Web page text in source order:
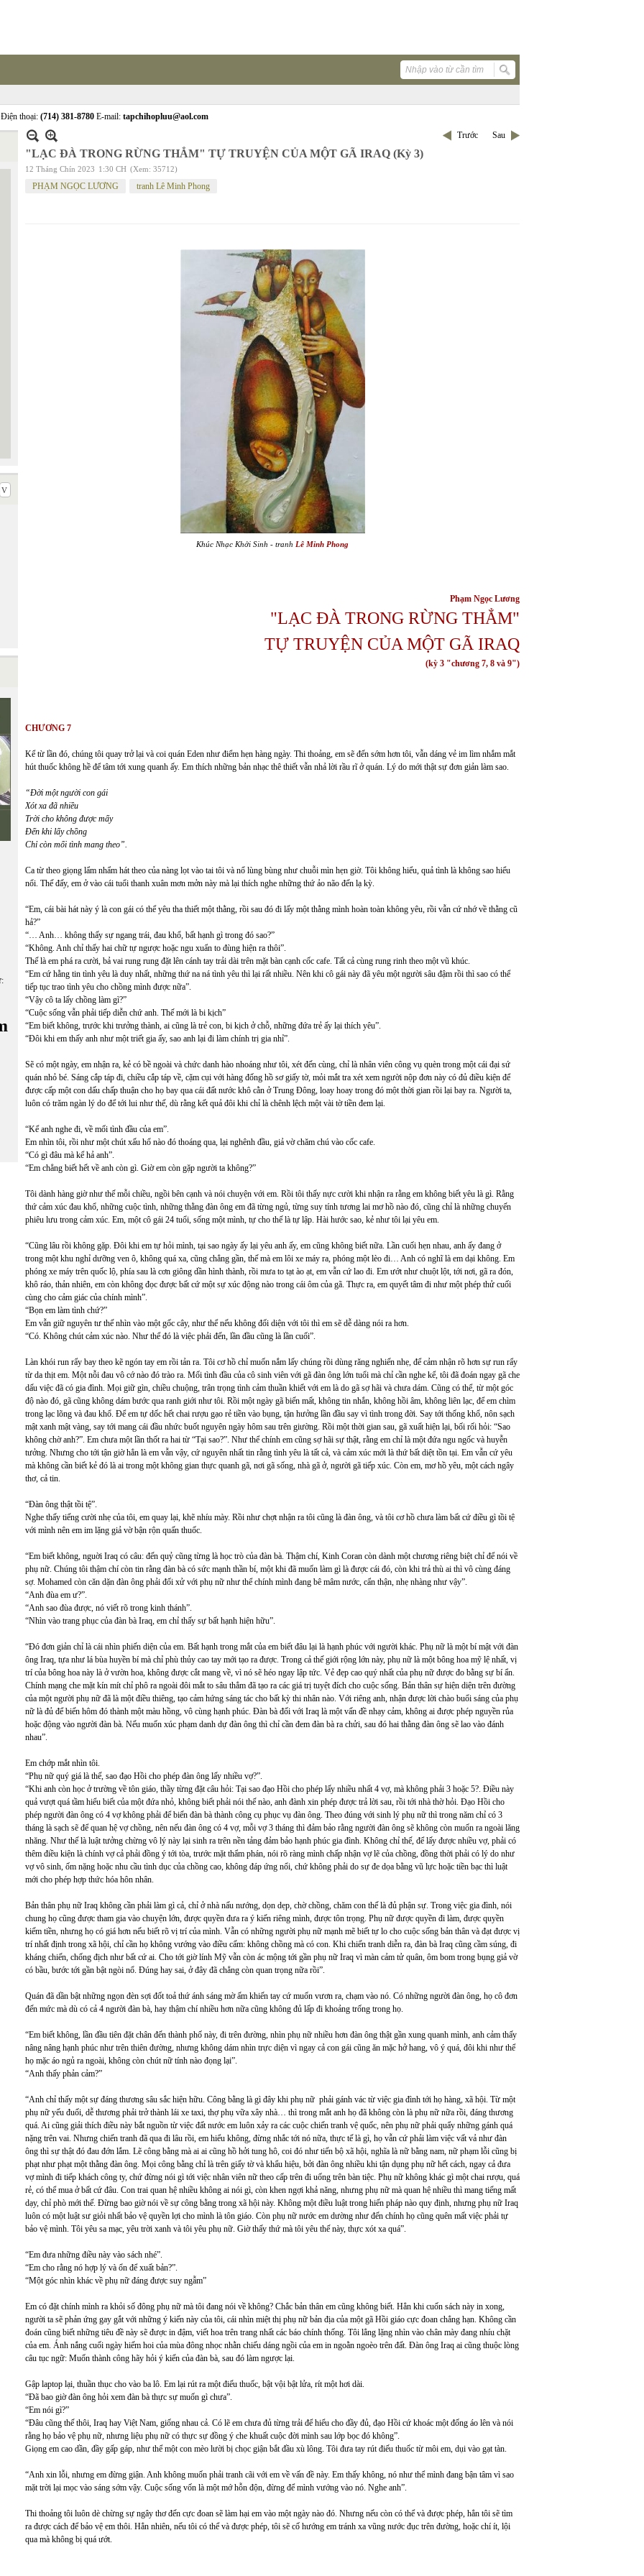
thoại: (714) 381-8780 E-mail: tapchihopluu@aol.com
Trước Sau
"LẠC ĐÀ TRONG RỪNG THẲM" TỰ TRUYỆN CỦA MỘT GÃ IRAQ (Kỳ 3)
12 Tháng Chín 2023 1:30 CH (Xem: 35712)
PHẠM NGỌC LƯƠNG tranh Lê Minh Phong
Khúc Nhạc Khởi Sinh - tranh Lê Minh Phong
Phạm Ngọc Lương
"LẠC ĐÀ TRONG RỪNG THẲM"
TỰ TRUYỆN CỦA MỘT GÃ IRAQ
(kỳ 3 "chương 7, 8 và 9")
CHƯƠNG 7
Kể từ lần đó, chúng tôi quay trở lại và coi quán Eden như điểm hẹn hàng ngày. Thi thoảng, em sẽ đến sớm hơn tôi, vẫn dáng vẻ im lìm nhắm mắt
hút thuốc không hề để tâm tới xung quanh ấy. Em thích những bản nhạc thê thiết vẫn nhả lời rầu rĩ ở quán. Lý do mới thật sự đơn giản làm sao.
“Đời một người con gái
Xót xa đã nhiều
Trời cho không được mấy
Đến khi lấy chồng
Chỉ còn mối tình mang theo”.
Ca từ theo giọng lẩm nhẩm hát theo của nàng lọt vào tai tôi và nổ lùng bùng như chuỗi mìn hẹn giờ. Tôi không hiểu, quả tình là không sao hiểu
nổi. Thế đấy, em ở vào cái tuổi thanh xuân mơn mởn này mà lại thích nghe những thứ ảo não đến lạ kỳ.
“Em, cái bài hát này ý là con gái có thể yêu tha thiết một thằng, rồi sau đó đi lấy một thằng mình hoàn toàn không yêu, rồi vẫn cứ nhớ về thằng cũ
hả?”
“… Anh… không thấy sự ngang trái, đau khổ, bất hạnh gì trong đó sao?”
“Không. Anh chỉ thấy hai chữ tự ngược hoặc ngu xuẩn to đùng hiện ra thôi”.
Thế là em phá ra cười, bả vai rung rung đặt lên cánh tay trải dài trên mặt bàn cạnh cốc cafe. Tất cả cùng rung rinh theo một vũ khúc.
“Em cứ hằng tin tình yêu là duy nhất, những thứ na ná tình yêu thì lại rất nhiều. Nên khi cô gái này đã yêu một người sâu đậm rồi thì sao có thể
tiếp tục trao tình yêu cho chồng mình được nữa”.
“Vậy cô ta lấy chồng làm gì?”
“Cuộc sống vẫn phải tiếp diễn chứ anh. Thế mới là bi kịch”
“Em biết không, trước khi trưởng thành, ai cũng là trẻ con, bi kịch ở chỗ, những đứa trẻ ấy lại thích yêu”.
“Đôi khi em thấy anh như một triết gia ấy, sao anh lại đi làm chính trị gia nhỉ”.
Sẽ có một ngày, em nhận ra, kẻ có bề ngoài và chức danh hào nhoáng như tôi, xét đến cùng, chỉ là nhân viên công vụ quèn trong một cái đại sứ
quán nhỏ bé. Sáng cắp táp đi, chiều cắp táp về, cặm cụi với hàng đống hồ sơ giấy tờ, mỏi mắt tra xét xem người nộp đơn này có đủ điều kiện để
được cấp một con dấu chấp thuận cho họ bay qua cái đất nước khô cằn ở Trung Đông, loay hoay trong đó một thời gian rồi lại bay ra. Người ta,
luôn có trăm ngàn lý do để tới lui như thế, dù rằng kết quả đôi khi chỉ là chênh lệch một vài tờ tiền đem lại.
“Kể anh nghe đi, về mối tình đầu của em”.
Em nhìn tôi, rồi như một chút xấu hổ nào đó thoáng qua, lại nghênh đầu, giả vờ chăm chú vào cốc cafe.
“Có gì đâu mà kể hả anh”.
“Em chẳng biết hết về anh còn gì. Giờ em còn gặp người ta không?”
Tôi dành hàng giờ như thế mỗi chiều, ngồi bên cạnh và nói chuyện với em. Rồi tôi thấy nực cười khi nhận ra rằng em không biết yêu là gì. Rằng
thứ cảm xúc đau khổ, những cuộc tình, những thằng đàn ông em đã từng ngủ, từng suy tính tương lai mơ hồ nào đó, cũng chỉ là những chuyến
phiêu lưu trong cảm xúc. Em, một cô gái 24 tuổi, sống một mình, tự cho thế là tự lập. Hài hước sao, kẻ như tôi lại yêu em.
“Cũng lâu rồi không gặp. Đôi khi em tự hỏi mình, tại sao ngày ấy lại yêu anh ấy, em cũng không biết nữa. Lần cuối hẹn nhau, anh ấy đang ở
trong một khu nghỉ dưỡng ven ô, không quá xa, cũng chẳng gần, thế mà em lôi xe máy ra, phóng một lèo đi… Anh có nghĩ là em dại không. Em
phóng xe máy trên quốc lộ, phía sau là cơn giông dần hình thành, rồi mưa to tạt ào ạt, em vẫn cứ lao đi. Em ướt như chuột lột, tới nơi, gã ra đón,
khô ráo, thản nhiên, em còn không đọc được bất cứ một sự xúc động nào trong cái ôm của gã. Thực ra, em quyết tâm đi như một phép thử cuối
cùng cho cảm giác của chính mình”.
“Bọn em làm tình chứ?”
Em vẫn giữ nguyên tư thế nhìn vào một gốc cây, như thể nếu không đối diện với tôi thì em sẽ dễ dàng nói ra hơn.
“Có. Không chút cảm xúc nào. Như thể đó là việc phải đến, lần đầu cũng là lần cuối”.
Làn khói run rẩy bay theo kẽ ngón tay em rồi tản ra. Tôi cơ hồ chỉ muốn nắm lấy chúng rồi dùng răng nghiến nhẹ, để cảm nhận rõ hơn sự run rẩy
từ da thịt em. Một nỗi đau vô cớ nào đó trào ra. Mối tình đầu của cô sinh viên với gã đàn ông lớn tuổi mà chỉ cần nghe kể, tôi đã đoán ngay gã che
dấu việc đã có gia đình. Mọi giữ gìn, chiều chuộng, trân trọng tình cảm thuần khiết với em là do gã sợ hãi và chưa dám. Cũng có thể, từ một góc
độ nào đó, gã cũng không dám bước qua ranh giới như tôi. Rồi một ngày gã biến mất, không tin nhắn, không hồi âm, không liên lạc, để em chìm
trong lạc lõng và đau khổ. Để em tự dốc hết chai rượu gạo rẻ tiền vào bụng, tận hưởng lần đầu say vì tình trong đời. Say tới thống khổ, nôn sạch
mật xanh mật vàng, say tới mang cái đầu nhức buốt nguyên ngày hôm sau trên giường. Rồi một thời gian sau, gã xuất hiện lại, bối rối hỏi: “Sao
không chờ anh?”. Em chưa một lần thốt ra hai từ “Tại sao?”. Như thể chính em cũng sợ hãi sự thật, rằng em chỉ là một đứa ngu ngốc và huyễn
tưởng. Nhưng cho tới tận giờ hẳn là em vẫn vậy, cứ nguyên nhất tin rằng tình yêu là tất cả, và cảm xúc mới là thứ bất diệt tồn tại. Em vẫn cứ yêu
mà không cần biết kẻ đó là ai trong một không gian thực quanh gã, nơi gã sống, nhà gã ở, người gã tiếp xúc. Còn em, mơ hồ yêu, một cách ngây
thơ, cả tin.
“Đàn ông thật tồi tệ”.
Nghe thấy tiếng cười nhẹ của tôi, em quay lại, khẽ nhíu mày. Rồi như chợt nhận ra tôi cũng là đàn ông, và tôi cơ hồ chưa làm bất cứ điều gì tồi tệ
với mình nên em im lặng giả vờ bận rộn quấn thuốc.
“Em biết không, nguời Iraq có câu: đến quỷ cũng từng là học trò của đàn bà. Thậm chí, Kinh Coran còn dành một chương riêng biệt chỉ để nói về
phụ nữ. Chúng tôi thậm chí còn tin rằng đàn bà có sức mạnh thần bí, một khi đã muốn làm gì là được cái đó, còn khi trả thù ai thì vô cùng đáng
sợ. Mohamed còn căn dặn đàn ông phải đối xử với phụ nữ như thể chính mình đang bê mâm nước, cẩn thận, nhẹ nhàng như vậy”.
“Anh đùa em ư?”.
“Anh sao đùa được, nó viết rõ trong kinh thánh”.
“Nhìn vào trang phục của đàn bà Iraq, em chỉ thấy sự bất hạnh hiện hữu”.
“Đó đơn giản chỉ là cái nhìn phiến diện của em. Bất hạnh trong mắt của em biết đâu lại là hạnh phúc với người khác. Phụ nữ là một bí mật với đàn
ông Iraq, tựa như lá bùa huyền bí mà chỉ phù thủy cao tay mới tạo ra được. Trong cả thế giới rộng lớn này, phụ nữ là một bông hoa mỹ lệ nhất, vị
trí của bông hoa này là ở vườn hoa, không được cắt mang về, vì nó sẽ héo ngay lập tức. Vẻ đẹp cao quý nhất của phụ nữ được đo bằng sự bí ẩn.
Chính mạng che mặt kín mít chỉ phô ra ngoài đôi mắt to sâu thẳm đã tạo ra các giá trị tuyệt đích cho cuộc sống. Bản thân sự hiện diện trên đường
của một người phụ nữ đã là một điều thiêng, tạo cảm hứng sáng tác cho bất kỳ thi nhân nào. Với riêng anh, nhận được lời chào buổi sáng của phụ
nữ là đủ để biến hôm đó thành một màu hồng, vô cùng hạnh phúc. Đàn bà đối với Iraq là một vấn đề nhạy cảm, không ai được phép nguyền rủa
hoặc động vào người đàn bà. Nếu muốn xúc phạm danh dự đàn ông thì chỉ cần đem đàn bà ra chửi, sau đó hai thằng đàn ông sẽ lao vào đánh
nhau”.
Em chớp mắt nhìn tôi.
“Phụ nữ quý giá là thế, sao đạo Hồi cho phép đàn ông lấy nhiều vợ?”.
“Khi anh còn học ở trường về tôn giáo, thầy từng đặt câu hỏi: Tại sao đạo Hồi cho phép lấy nhiều nhất 4 vợ, mà không phải 3 hoặc 5?. Điều này
quả vượt quá tầm hiểu biết của một đứa nhỏ, không biết phải nói thế nào, anh đành xin phép được trả lời sau, rồi tới nhà thờ hỏi. Đạo Hồi cho
phép người đàn ông có 4 vợ không phải để biến đàn bà thành công cụ phục vụ đàn ông. Theo đúng với sinh lý phụ nữ thì trong năm chỉ có 3
tháng là sạch sẽ để quan hệ vợ chồng, nên nếu đàn ông có 4 vợ, mỗi vợ 3 tháng thì đảm bảo rằng người đàn ông sẽ không còn muốn ra ngoài lăng
nhăng. Như thế là luật tưởng chừng vô lý này lại sinh ra trên nền tảng đảm bảo hạnh phúc gia đình. Không chỉ thế, để lấy được nhiều vợ, phải có
thêm điều kiện là chính vợ cả phải đồng ý tới tòa, trước mặt thẩm phán, nói rõ ràng mình chấp nhận vợ lẽ của chồng, đồng thời phải có lý do như
vợ vô sinh, ốm nặng hoặc nhu cầu tình dục của chồng cao, không đáp ứng nổi, chứ không phải do sự đe dọa bằng vũ lực hoặc tiền bạc thì luật
mới cho phép hợp thức hóa hôn nhân.
Bản thân phụ nữ Iraq không cần phải làm gì cả, chỉ ở nhà nấu nướng, dọn dẹp, chờ chồng, chăm con thế là đủ phận sự. Trong việc gia đình, nói
chung họ cũng được tham gia vào chuyện lớn, được quyền đưa ra ý kiến riêng mình, được tôn trọng. Phụ nữ được quyền đi làm, được quyền
kiếm tiền, nhưng họ có giá hơn nếu biết rõ vị trí của mình. Vẫn có những người phụ nữ mạnh mẽ biết tự lo cho cuộc sống bản thân và đạt được vị
trí nhất định trong xã hội, chỉ cần họ không vướng vào điều cấm: không chồng mà có con. Khi chiến tranh diễn ra, đàn bà Iraq cũng cầm súng, đi
kháng chiến, chống địch như bất cứ ai. Cho tới giờ lính Mỹ vẫn còn ác mộng tới gần phụ nữ Iraq vì màn cảm tử quân, ôm bom trong bụng giả vờ
có bầu, bước tới gần bật ngòi nổ. Đúng hay sai, ở đây đã chẳng còn quan trọng nữa rồi”.
Quán đã dần bật những ngọn đèn sợi đốt toả thứ ánh sáng mờ ấm khiến tay cứ muốn vươn ra, chạm vào nó. Có những người đàn ông, họ cô đơn
đến mức mà dù có cả 4 người đàn bà, hay thậm chí nhiều hơn nữa cũng không đủ lấp đi khoảng trống trong họ.
“Em biết không, lần đầu tiên đặt chân đến thành phố này, đi trên đường, nhìn phụ nữ nhiều hơn đàn ông thật gần xung quanh mình, anh cảm thấy
nâng nâng hạnh phúc như trên thiên đường, nhưng không dám nhìn trực diện vì ngay cả con gái cũng ăn mặc hở hang, vô ý quá, đôi khi như thể
họ mặc áo ngủ ra ngoài, không còn chút nữ tính nào đọng lại”.
“Anh thấy phản cảm?”
“Anh chỉ thấy một sự đáng thương sâu sắc hiện hữu. Công bằng là gì đây khi phụ nữ phải gánh vác từ việc gia đình tới họ hàng, xã hội. Từ một
phụ nữ yếu đuối, dễ thương phải trở thành lái xe taxi, thợ phụ vữa xây nhà… thì trong mắt anh họ đã không còn là phụ nữ nữa rồi, đáng thương
quá. Ai cũng giải thích điều này bắt nguồn từ việc đất nước em luôn xảy ra các cuộc chiến tranh vệ quốc, nên phụ nữ phải quẩy những gánh quá
nặng trên vai. Nhưng chiến tranh đã qua đi lâu rồi, em hiểu không, đừng nhắc tới nó nữa, thực tế là gì, họ vẫn cứ phải làm việc vất vả như đàn
ông thì sự thật đó đau đớn lắm. Lẽ công bằng mà ai ai cũng hồ hởi tung hô, coi đó như tiến bộ xã hội, nghĩa là nữ bằng nam, nữ phạm lỗi cũng bị
phạt như phạt một thằng đàn ông. Mọi công bằng chỉ là trên giấy tờ và khẩu hiệu, bởi đàn ông nhiều khi tận dụng phụ nữ hết cách, ngay cả đưa
vợ mình đi tiếp khách công ty, chứ đừng nói gì tới việc nhân viên nữ theo cấp trên đi uống trên bàn tiệc. Phụ nữ không khác gì một chai rượu, quá
rẻ, có thể mua ở bất cứ đâu. Con trai quan hệ nhiều không ai nói gì, còn khen ngợi khả năng, nhưng phụ nữ mà quan hệ nhiều thì mang tiếng mất
dạy, chỉ phò mới thế. Đừng bao giờ nói về sự công bằng trong xã hội này. Không một điều luật trong hiến pháp nào quy định, nhưng phụ nữ Iraq
luôn có một luật sư giỏi nhất bảo vệ quyền lợi cho mình là tôn giáo. Còn phụ nữ nước em dường như đến chính họ cũng quên mất việc phải tự
bảo vệ mình. Tôi yêu sa mạc, yêu trời xanh và tôi yêu phụ nữ. Giờ thấy thứ mà tôi yêu thế này, thực xót xa quá”.
“Em đưa những điều này vào sách nhé”.
“Em cho rằng nó hợp lý và ổn để xuất bản?”.
“Một góc nhìn khác về phụ nữ đáng được suy ngẫm”
Em có đặt chính mình ra khỏi số đông phụ nữ mà tôi đang nói về không? Chắc bản thân em cũng không biết. Hẳn khi cuốn sách này in xong,
người ta sẽ phản ứng gay gắt với những ý kiến này của tôi, cái nhìn miệt thị phụ nữ bản địa của một gã Hồi giáo cực đoan chẳng hạn. Không cần
đoán cũng biết những tiêu đề này sẽ được in đậm, viết hoa trên trang nhất các báo chính thống. Tôi lẳng lặng nhìn vào chân mày đang nhíu chặt
của em. Ánh nắng cuối ngày hiếm hoi của mùa đông nhọc nhằn chiếu dáng ngồi của em in ngoằn ngoèo trên đất. Đàn ông Iraq ai cũng thuộc lòng
câu tục ngữ: Muốn thành công hãy hỏi ý kiến của đàn bà, sau đó làm ngược lại.
Gập laptop lại, thuần thục cho vào ba lô. Em lại rút ra một điếu thuốc, bật vội bật lửa, rít một hơi dài.
“Đã bao giờ đàn ông hỏi xem đàn bà thực sự muốn gì chưa”.
“Em nói gì?”
“Đâu cũng thế thôi, Iraq hay Việt Nam, giống nhau cả. Có lẽ em chưa đủ từng trải để hiểu cho đầy đủ, đạo Hồi cứ khoác một đống áo lên và nói
rằng họ bảo vệ phụ nữ, nhưng liệu phụ nữ có thực sự đồng ý che khuất cuộc đời mình sau lớp bọc đó không”.
Giọng em cao dần, đầy gấp gáp, như thể một con mèo lười bị chọc giận bắt đầu xù lông. Tôi đưa tay rút điếu thuốc từ môi em, dụi vào gạt tàn.
“Anh xin lỗi, nhưng em đừng giận. Anh không muốn phải tranh cãi với em về vấn đề này. Em thấy không, nó như thể mình đang bận tâm vì sao
mặt trời lại mọc vào sáng sớm vậy. Cuộc sống vốn là một mớ hỗn độn, đừng để mình vướng vào nó. Nghe anh”.
Thi thoảng tôi luôn dè chừng sự ngây thơ đến cực đoan sẽ làm hại em vào một ngày nào đó. Nhưng nếu còn có thể và được phép, hẳn tôi sẽ tìm
ra được cách để bảo vệ em thôi. Hẳn nhiên, nếu tôi có thể và được phép, tôi sẽ cố hướng em tránh xa vũng nước đục trên đường, hoặc chí ít, lội
qua mà không bị quá ướt.